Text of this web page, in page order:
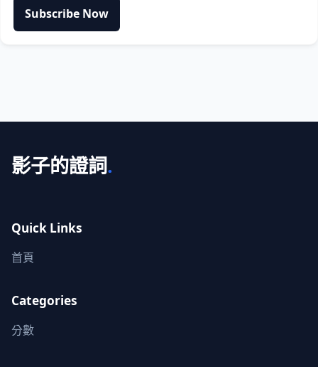
Subscribe Now
影子的證詞.
Quick Links
首頁
Categories
分數